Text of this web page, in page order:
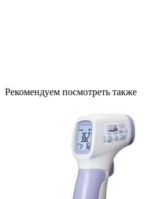
Рекомендуем посмотреть также